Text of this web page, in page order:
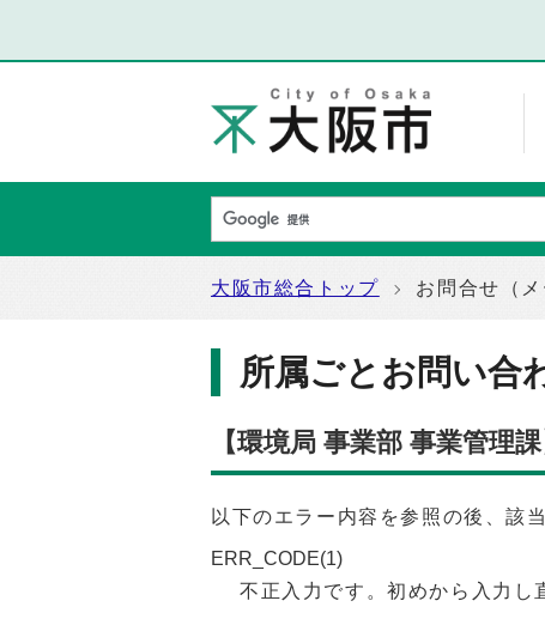
大阪市総合トップ お問合せ（
所属ごとお問い合
【環境局 事業部 事業管理
以下のエラー内容を参照の後、該
ERR_CODE(1)
不正入力です。初めから入力し